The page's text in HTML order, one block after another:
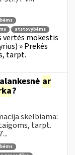
atstovybėms
vertės mokestis
» Prekės
tarpt.
ar
?
skelbiama:
tarpt.